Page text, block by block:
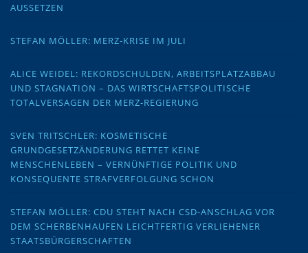
AUSSETZEN
STEFAN MÖLLER: MERZ-KRISE IM JULI
ALICE WEIDEL: REKORDSCHULDEN, ARBEITSPLATZABBAU
UND STAGNATION – DAS WIRTSCHAFTSPOLITISCHE
TOTALVERSAGEN DER MERZ-REGIERUNG
SVEN TRITSCHLER: KOSMETISCHE
GRUNDGESETZÄNDERUNG RETTET KEINE
MENSCHENLEBEN – VERNÜNFTIGE POLITIK UND
KONSEQUENTE STRAFVERFOLGUNG SCHON
STEFAN MÖLLER: CDU STEHT NACH CSD-ANSCHLAG VOR
DEM SCHERBENHAUFEN LEICHTFERTIG VERLIEHENER
STAATSBÜRGERSCHAFTEN